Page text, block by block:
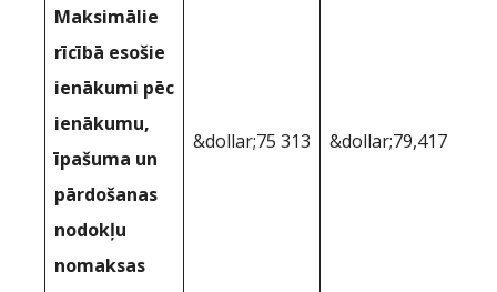
Maksimālie
rīcībā esošie
ienākumi pēc
ienākumu,
īpašuma un
pārdošanas
nodokļu
nomaksas
&dollar;75 313 &dollar;79,417